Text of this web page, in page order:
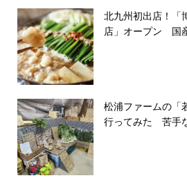
北九州初出店！「
店」オープン 国
松浦ファームの「
行ってみた 苦手